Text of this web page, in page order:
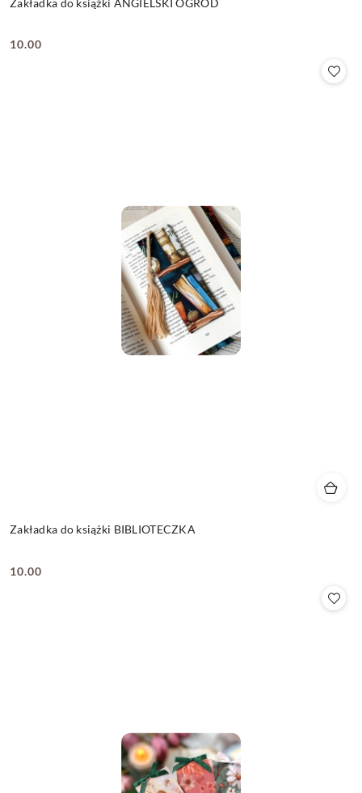
Zakładka do książki ANGIELSKI OGRÓD
Cena:
10.00
Zakładka do książki BIBLIOTECZKA
Cena:
10.00